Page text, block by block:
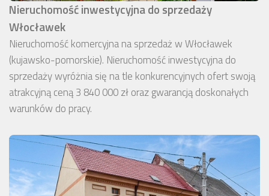
Nieruchomość inwestycyjna do sprzedaży
Włocławek
Nieruchomość komercyjna na sprzedaż w Włocławek
(kujawsko-pomorskie). Nieruchomość inwestycyjna do
sprzedaży wyróżnia się na tle konkurencyjnych ofert swoją
atrakcyjną ceną 3 840 000 zł oraz gwarancją doskonałych
warunków do pracy.